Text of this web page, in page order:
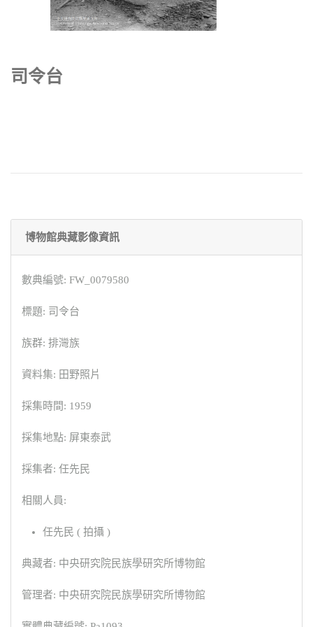
司令台
博物館典藏影像資訊
數典編號: FW_0079580
標題: 司令台
族群: 排灣族
資料集: 田野照片
採集時間: 1959
採集地點: 屏東泰武
採集者: 任先民
相關人員:
任先民 ( 拍攝 )
典藏者: 中央研究院民族學研究所博物館
管理者: 中央研究院民族學研究所博物館